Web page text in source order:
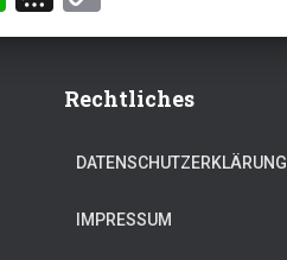
h
hr
m
o
y
Li
nk
Rechtliches
DATENSCHUTZERKLÄRUNG
IMPRESSUM